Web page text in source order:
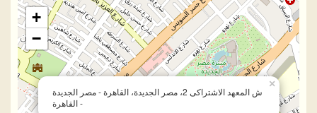
ش المعهد الاشتراكى 2، مصر الجديدة، القاهرة - مصر الجديدة
- القاهرة
×
+
−